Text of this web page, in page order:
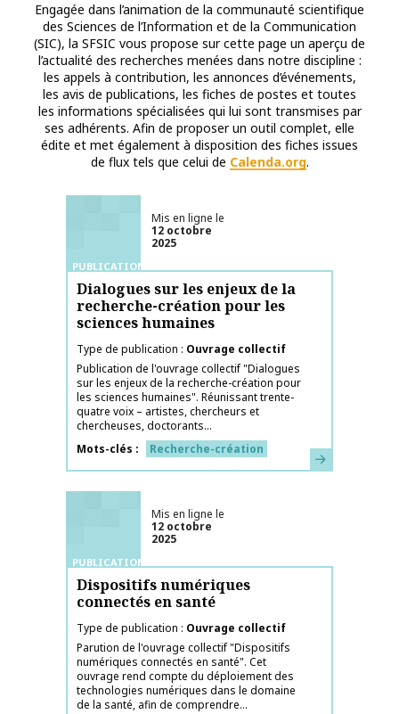
Engagée dans l’animation de la communauté scientifique
des Sciences de l’Information et de la Communication
(SIC), la SFSIC vous propose sur cette page un aperçu de
l’actualité des recherches menées dans notre discipline :
les appels à contribution, les annonces d’événements,
les avis de publications, les fiches de postes et toutes
les informations spécialisées qui lui sont transmises par
ses adhérents. Afin de proposer un outil complet, elle
édite et met également à disposition des fiches issues
de flux tels que celui de Calenda.org.
PUBLICATIONS
Mis en ligne le
12 octobre
2025
Dialogues sur les enjeux de la
recherche-création pour les
sciences humaines
Type de publication
Ouvrage collectif
Publication de l'ouvrage collectif "Dialogues
sur les enjeux de la recherche-création pour
les sciences humaines". Réunissant trente-
quatre voix – artistes, chercheurs et
chercheuses, doctorants...
Mots-clés
Recherche-création En savoir plus
PUBLICATIONS
Mis en ligne le
12 octobre
2025
Dispositifs numériques
connectés en santé
Type de publication
Ouvrage collectif
Parution de l'ouvrage collectif "Dispositifs
numériques connectés en santé". Cet
ouvrage rend compte du déploiement des
technologies numériques dans le domaine
de la santé, afin de comprendre...